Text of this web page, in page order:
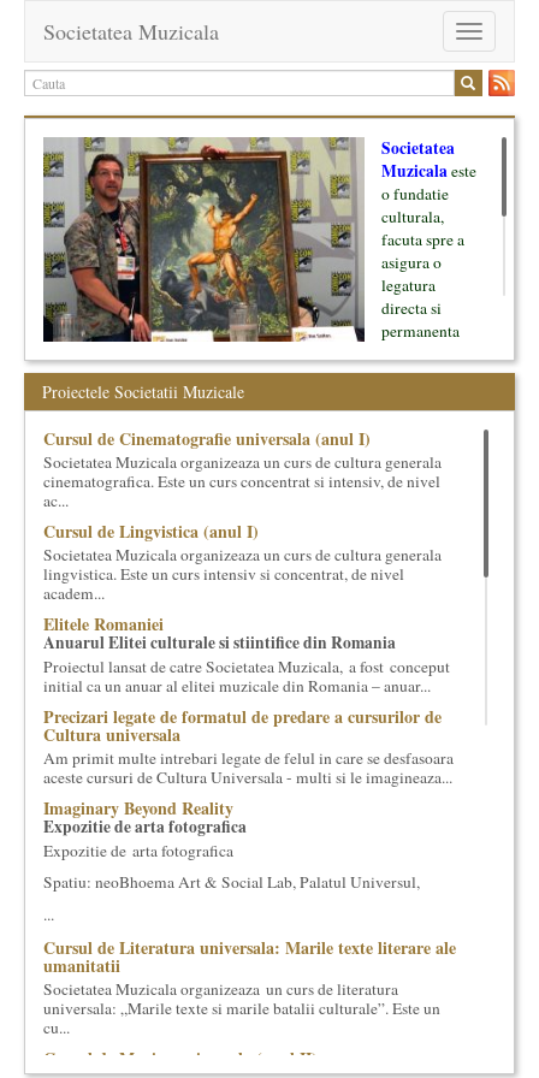
Toggle
navigation
Societatea Muzicala
Societatea
Muzicalaeste
o fundatie
culturala,
facuta spre a
asigura o
legatura
directa si
permanenta
oamenii ei, pe
inceput cu muzica clasica - si de aici numele -, insa acum
dezvoltam proiecte si in alte domenii ale culturii.
Facem management cultural, dezvoltam si administram proiecte
proprii sau preluate, modele si sisteme de finantare, marketing
cultural si consultanta. Organizam concursuri, concerte si
evenimente culturale, private sau publice, tinem cursuri de
cultura generala muzicala, teatrala, filosofica si de alte feluri.
Cuvinte in plus despre proiect, despre cei care il administreaza si
cei care il finantateaza sunt in rubricile de mai jos.
Proiectele Societatii Muzicale
Cursul de Cinematografie universala (anul I)
Societatea Muzicala organizeaza un curs de cultura generala
cinematografica. Este un curs concentrat si intensiv, de nivel
ac...
Cursul de Lingvistica (anul I)
Societatea Muzicala organizeaza un curs de cultura generala
lingvistica. Este un curs intensiv si concentrat, de nivel
academ...
Elitele Romaniei
Anuarul Elitei culturale si stiintifice din Romania
Proiectul lansat de catre Societatea Muzicala, a fost conceput
initial ca un anuar al elitei muzicale din Romania – anuar...
Precizari legate de formatul de predare a cursurilor de
Cultura universala
Am primit multe intrebari legate de felul in care se desfasoara
aceste cursuri de Cultura Universala - multi si le imagineaza...
Imaginary Beyond Reality
Expozitie de arta fotografica
Expozitie de arta fotografica
Spatiu: neoBhoema Art & Social Lab, Palatul Universul,
...
Cursul de Literatura universala: Marile texte literare ale
umanitatii
Societatea Muzicala organizeaza un curs de literatura
universala: „Marile texte si marile batalii culturale”. Este un
cu...
Cursul de Muzica universala (anul II)